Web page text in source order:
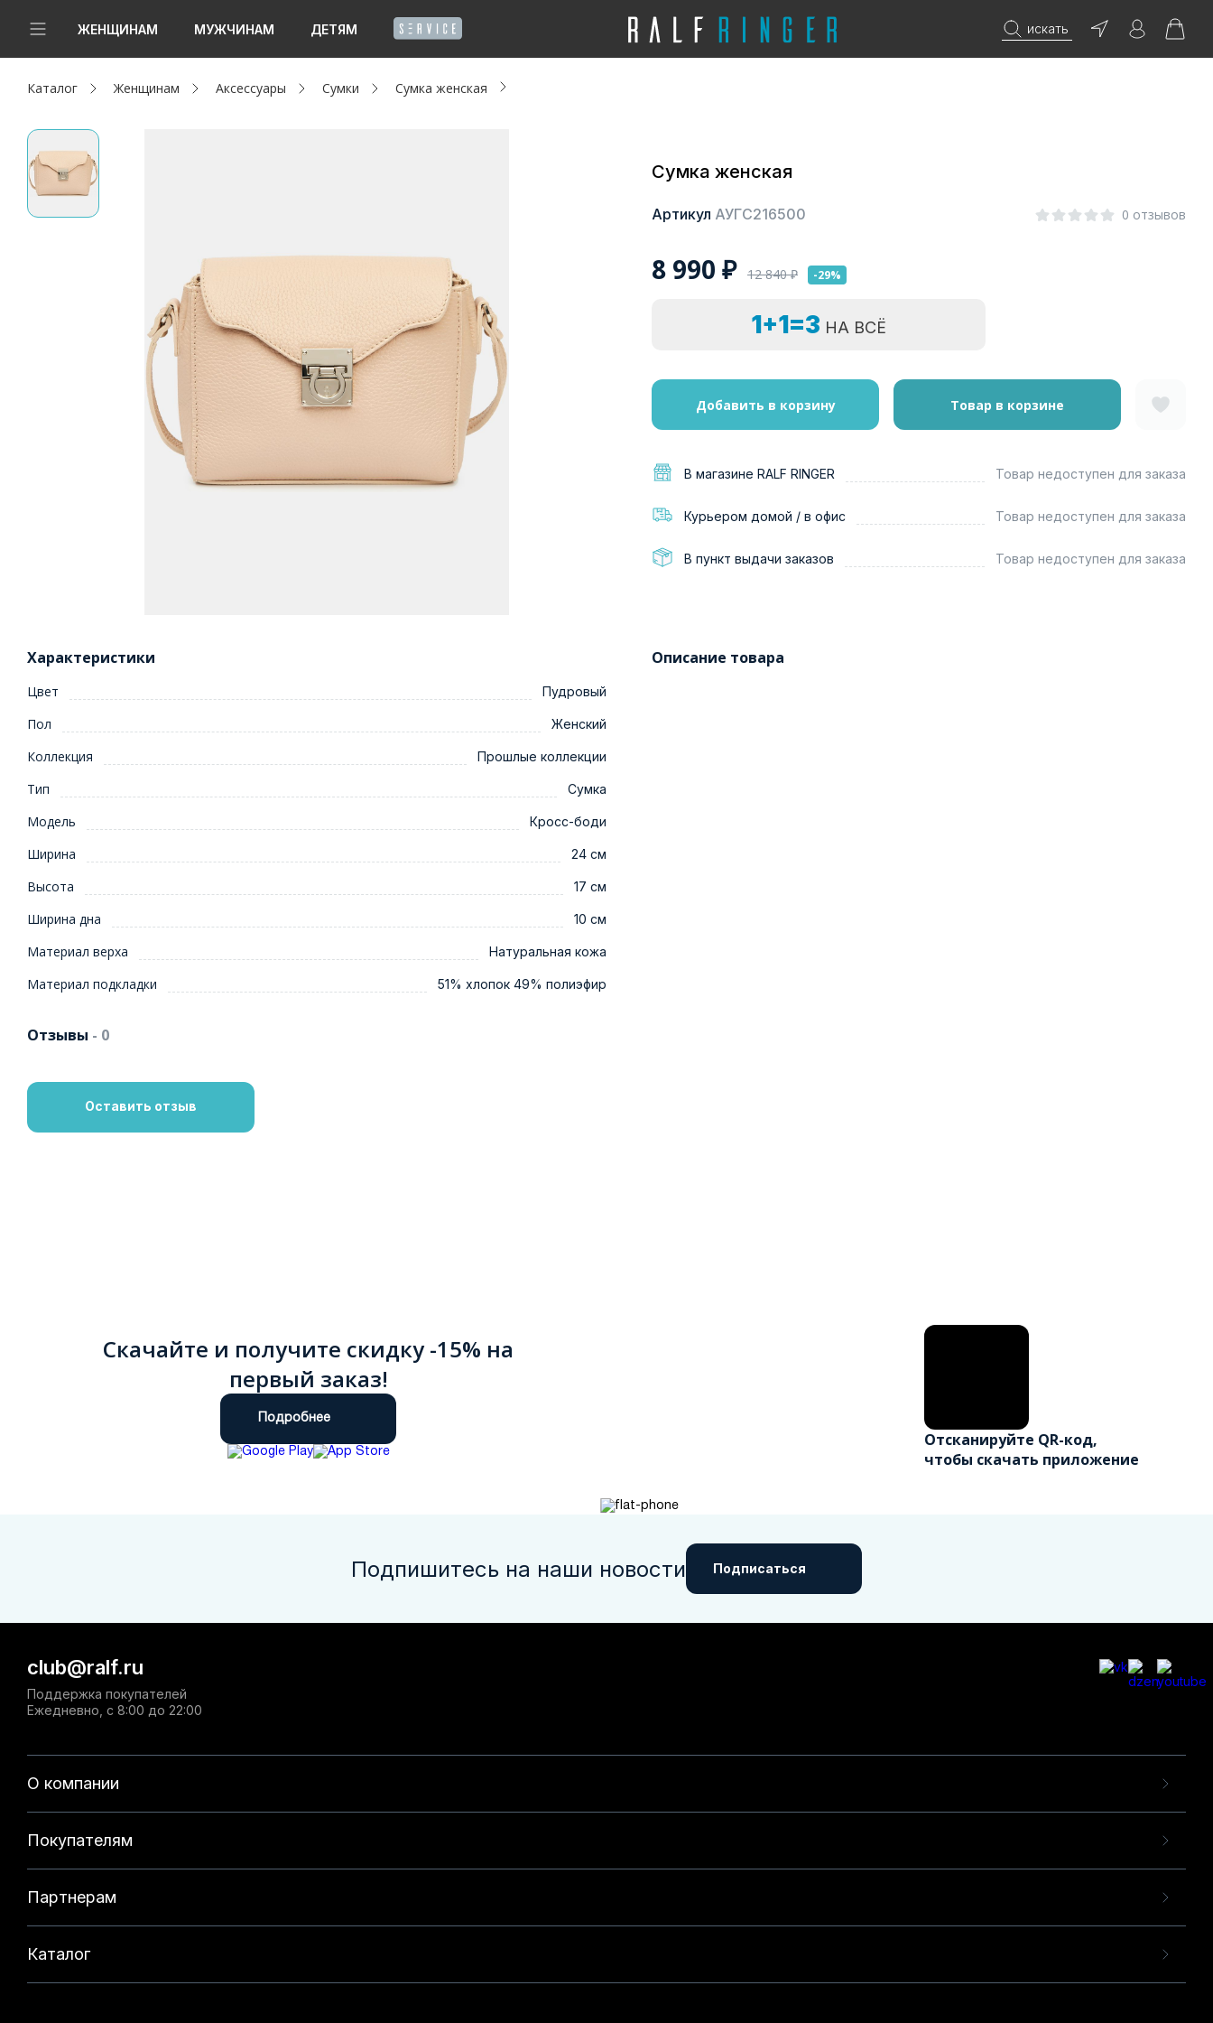
ЖЕНЩИНАМ МУЖЧИНАМ ДЕТЯМ искать
Новинки
Женщинам
Мужчинам
Акции / Новости
Адреса магазинов
Каталог Женщинам Аксессуары Сумки Сумка женская
Сумка женская
Артикул АУГС216500 0 отзывов
8 990 ₽ 12 840₽ -29%
1+1=3 НА ВСЁ
Добавить в корзину Товар в корзине
В магазине RALF RINGER Товар недоступен для заказа
Курьером домой / в офис Товар недоступен для заказа
В пункт выдачи заказов Товар недоступен для заказа
Характеристики
Цвет Пудровый
Пол Женский
Коллекция Прошлые коллекции
Тип Сумка
Модель Кросс-боди
Ширина 24 см
Высота 17 см
Ширина дна 10 см
Материал верха Натуральная кожа
Материал подкладки 51% хлопок 49% полиэфир
Описание товара
Отзывы - 0
Оставить отзыв
Скачайте и получите скидку -15% на
первый заказ!
Подробнее
Отсканируйте QR-код,
чтобы скачать приложение
Подпишитесь на наши новости Подписаться
О компании
Покупателям
Партнерам
Каталог
club@ralf.ru
Поддержка покупателей
Ежедневно, с 8:00 до 22:00